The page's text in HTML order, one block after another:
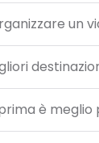
un
è meglio